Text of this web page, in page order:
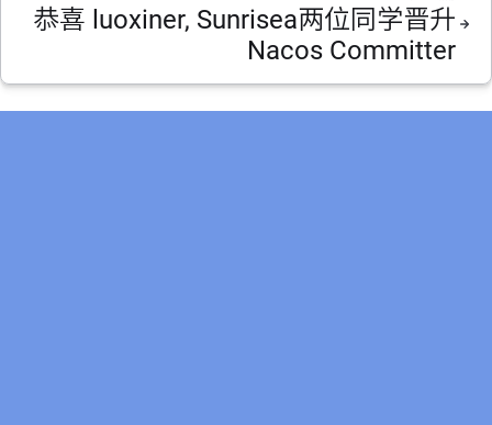
恭喜 luoxiner, Sunrisea两位同学晋升
Nacos Committer